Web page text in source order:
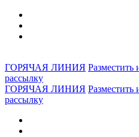
ГОРЯЧАЯ ЛИНИЯ
рассылку
ГОРЯЧАЯ ЛИНИЯ
рассылку